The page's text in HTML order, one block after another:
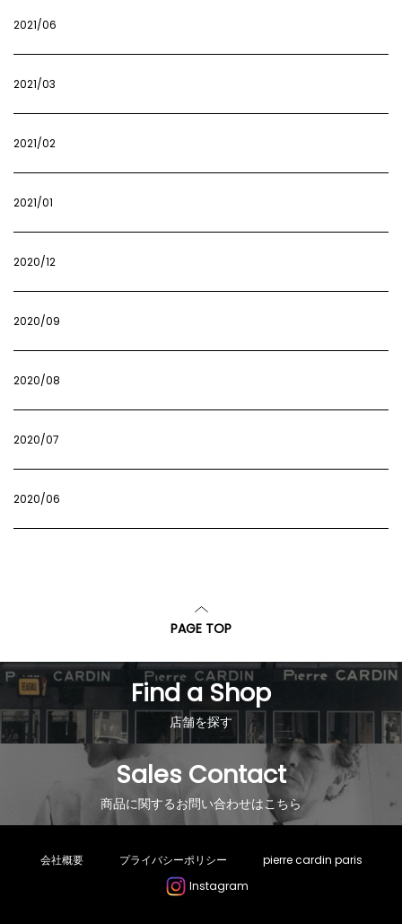
2021/06
2021/03
2021/02
2021/01
2020/12
2020/09
2020/08
2020/07
2020/06
PAGE TOP
Find a Shop
店舗を探す
Sales Contact
商品に関するお問い合わせはこちら
会社概要 プライバシーポリシー
pierre cardin paris
Instagram